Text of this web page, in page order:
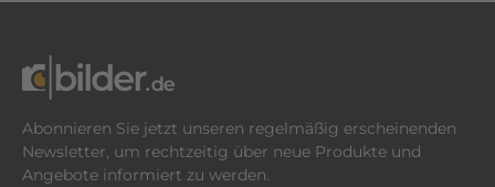
Abonnieren Sie jetzt unseren regelmäßig erscheinenden
Newsletter, um rechtzeitig über neue Produkte und
Angebote informiert zu werden.